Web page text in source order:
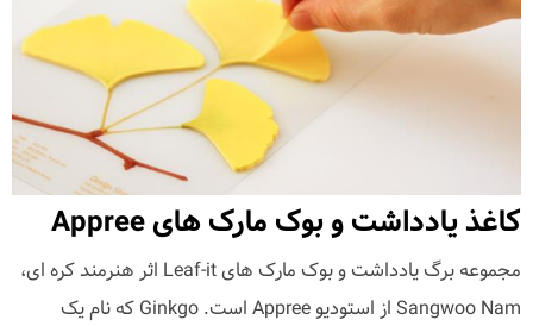
کاغذ یادداشت و بوک مارک های Appree
مجموعه برگ یادداشت و بوک مارک های Leaf-it اثر هنرمند کره ای،
Sangwoo Nam از استودیو Appree است. Ginkgo که نام یک